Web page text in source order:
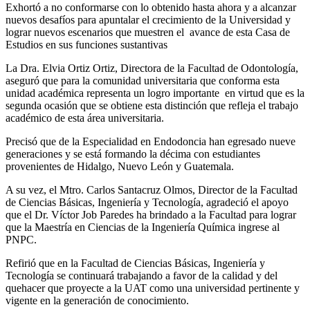
Exhortó a no conformarse con lo obtenido hasta ahora y a alcanzar
nuevos desafíos para apuntalar el crecimiento de la Universidad y
lograr nuevos escenarios que muestren el avance de esta Casa de
Estudios en sus funciones sustantivas
La Dra. Elvia Ortiz Ortiz, Directora de la Facultad de Odontología,
aseguró que para la comunidad universitaria que conforma esta
unidad académica representa un logro importante en virtud que es la
segunda ocasión que se obtiene esta distinción que refleja el trabajo
académico de esta área universitaria.
Precisó que de la Especialidad en Endodoncia han egresado nueve
generaciones y se está formando la décima con estudiantes
provenientes de Hidalgo, Nuevo León y Guatemala.
A su vez, el Mtro. Carlos Santacruz Olmos, Director de la Facultad
de Ciencias Básicas, Ingeniería y Tecnología, agradeció el apoyo
que el Dr. Víctor Job Paredes ha brindado a la Facultad para lograr
que la Maestría en Ciencias de la Ingeniería Química ingrese al
PNPC.
Refirió que en la Facultad de Ciencias Básicas, Ingeniería y
Tecnología se continuará trabajando a favor de la calidad y del
quehacer que proyecte a la UAT como una universidad pertinente y
vigente en la generación de conocimiento.